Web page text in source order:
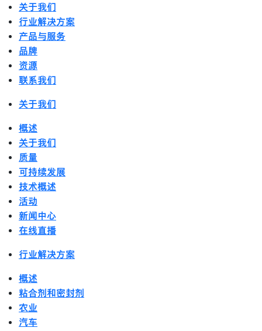
关于我们
行业解决方案
产品与服务
品牌
资源
联系我们
关于我们
概述
关于我们
质量
可持续发展
技术概述
活动
新闻中心
在线直播
行业解决方案
概述
粘合剂和密封剂
农业
汽车